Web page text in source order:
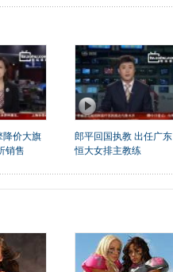
降价大旗
销售
郎平回国执教 出任广东
恒大女排主教练